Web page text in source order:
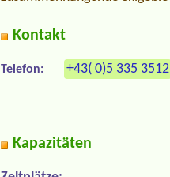
Kontakt
Telefon: +43( 0)5 335 3512
Kapazitäten